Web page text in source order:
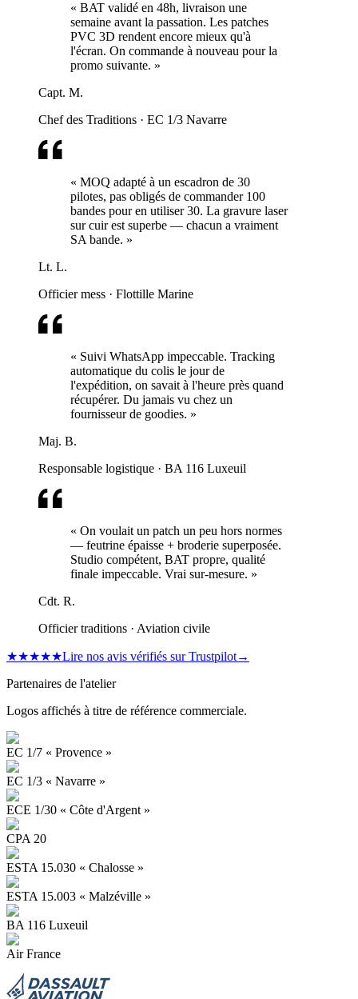
« BAT validé en 48h, livraison une
semaine avant la passation. Les patches
PVC 3D rendent encore mieux qu'à
l'écran. On commande à nouveau pour la
promo suivante. »
Capt. M.
Chef des Traditions · EC 1/3 Navarre
« MOQ adapté à un escadron de 30
pilotes, pas obligés de commander 100
bandes pour en utiliser 30. La gravure laser
sur cuir est superbe — chacun a vraiment
SA bande. »
Lt. L.
Officier mess · Flottille Marine
« Suivi WhatsApp impeccable. Tracking
automatique du colis le jour de
l'expédition, on savait à l'heure près quand
récupérer. Du jamais vu chez un
fournisseur de goodies. »
Maj. B.
Responsable logistique · BA 116 Luxeuil
« On voulait un patch un peu hors normes
— feutrine épaisse + broderie superposée.
Studio compétent, BAT propre, qualité
finale impeccable. Vrai sur-mesure. »
Cdt. R.
Officier traditions · Aviation civile
★★★★★Lire nos avis vérifiés sur Trustpilot→
Partenaires de l'atelier
Logos affichés à titre de référence commerciale.
EC 1/7 « Provence »
EC 1/3 « Navarre »
ECE 1/30 « Côte d'Argent »
CPA 20
ESTA 15.030 « Chalosse »
ESTA 15.003 « Malzéville »
BA 116 Luxeuil
Air France